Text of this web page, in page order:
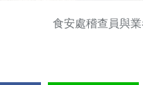
食安處稽查員與